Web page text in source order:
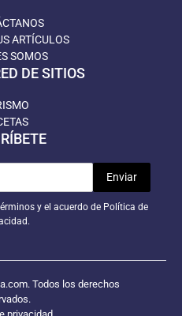
ARTÍCULOS
SOMOS
DE SITIOS
y el acuerdo de Política de
Todos los derechos